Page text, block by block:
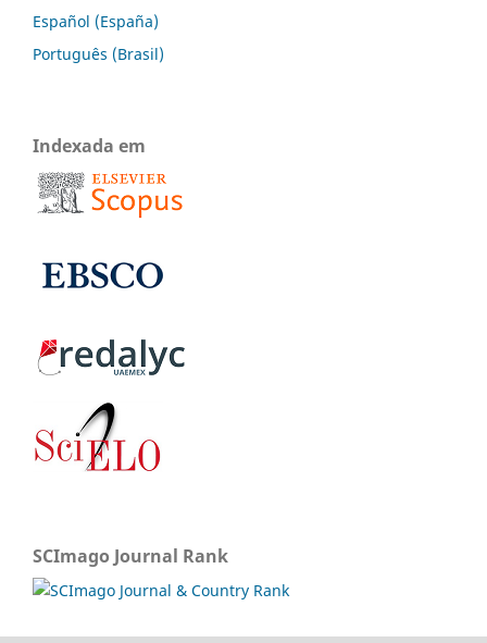
Español (España)
Português (Brasil)
Indexada em
SCImago Journal Rank